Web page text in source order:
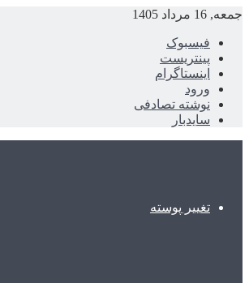
جمعه, 16 مرداد 1405
فیسبوک
پینتریست
اینستاگرام
ورود
نوشته تصادفی
سایدبار
تغییر پوسته